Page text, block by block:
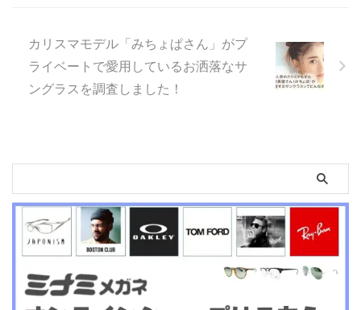
カリスマモデル「みちょぱさん」がプ
ライベートで愛用しているお洒落なサ
ングラスを調査しました！